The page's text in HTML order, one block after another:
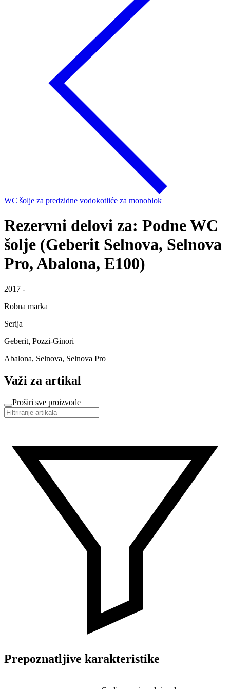
WC šolje za predzidne vodokotliće za monoblok
Rezervni delovi za: Podne WC
šolje (Geberit Selnova, Selnova
Pro, Abalona, E100)
2017 -
Robna marka
Serija
Geberit, Pozzi-Ginori
Abalona, Selnova, Selnova Pro
Važi za artikal
Proširi sve proizvode
Prepoznatljive karakteristike